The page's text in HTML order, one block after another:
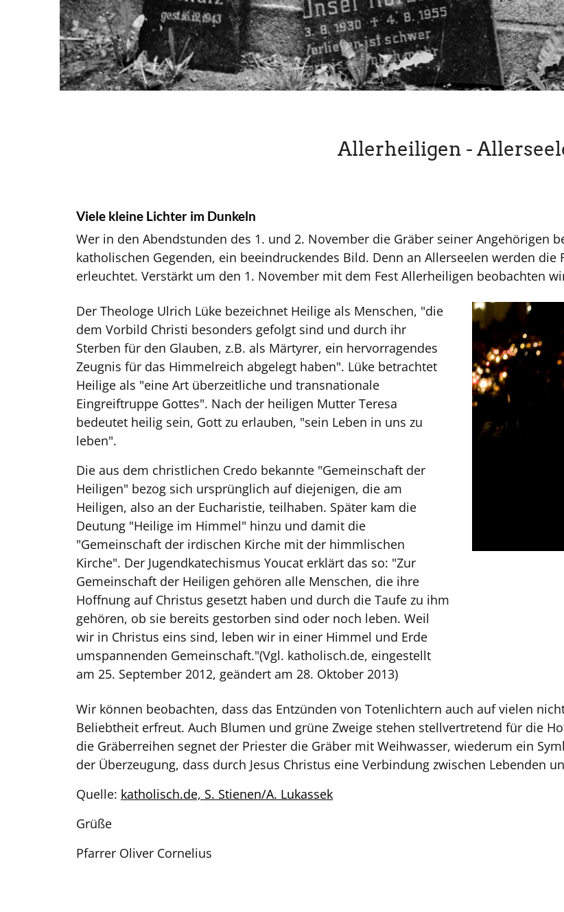
Allerheiligen -
Viele kleine Lichter im Dunkeln
Wer in den Abendstunden des 1. und 2. November die Gräber seiner Angehörigen
katholischen Gegenden, ein beeindruckendes Bild. Denn an Allerseelen werden
erleuchtet. Verstärkt um den 1. November mit dem Fest Allerheiligen beobachten
Der Theologe Ulrich Lüke bezeichnet Heilige als Menschen, "die
dem Vorbild Christi besonders gefolgt sind und durch ihr
Sterben für den Glauben, z.B. als Märtyrer, ein hervorragendes
Zeugnis für das Himmelreich abgelegt haben". Lüke betrachtet
Heilige als "eine Art überzeitliche und transnationale
Eingreiftruppe Gottes". Nach der heiligen Mutter Teresa
bedeutet heilig sein, Gott zu erlauben, "sein Leben in uns zu
leben".
Die aus dem christlichen Credo bekannte "Gemeinschaft der
Heiligen" bezog sich ursprünglich auf diejenigen, die am
Heiligen, also an der Eucharistie, teilhaben. Später kam die
Deutung "Heilige im Himmel" hinzu und damit die
"Gemeinschaft der irdischen Kirche mit der himmlischen
Kirche". Der Jugendkatechismus Youcat erklärt das so: "Zur
Gemeinschaft der Heiligen gehören alle Menschen, die ihre
Hoffnung auf Christus gesetzt haben und durch die Taufe zu ihm
gehören, ob sie bereits gestorben sind oder noch leben. Weil
wir in Christus eins sind, leben wir in einer Himmel und Erde
umspannenden Gemeinschaft."(Vgl. katholisch.de, eingestellt
am 25. September 2012, geändert am 28. Oktober 2013)
Wir können beobachten, dass das Entzünden von Totenlichtern auch auf vielen
Beliebtheit erfreut. Auch Blumen und grüne Zweige stehen stellvertretend für die
die Gräberreihen segnet der Priester die Gräber mit Weihwasser, wiederum ein
der Überzeugung, dass durch Jesus Christus eine Verbindung zwischen Lebenden
Quelle: katholisch.de, S. Stienen/A. Lukassek
Grüße
Pfarrer Oliver Cornelius